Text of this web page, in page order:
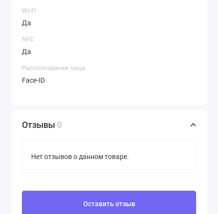
Wi-Fi
Да
NFC
Да
Распознавание лица
Face-ID
Отзывы 0
Нет отзывов о данном товаре.
Оставить отзыв